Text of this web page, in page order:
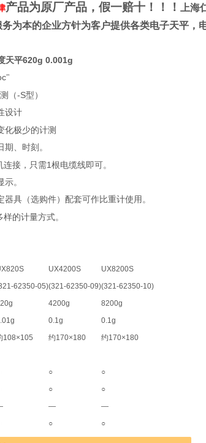
产品为原厂产品，假一赔十！！！
上
为本的企业方针为客户提供各类电子天平，
天平620g 0.001g
"
（-S型）
设计
化极少的计测
、时刻。
连接，只需1 根电缆线即可。
。
具（选购件）配套可作比重计使用。
的计量方式。
UX4200S
UX8200S
62350-05)(321-62350-09)(321-62350-10)
4200g
8200g
0.1g
0.1g
108×105 约170×180 约170×180
○
○
○
○
—
—
○ ○